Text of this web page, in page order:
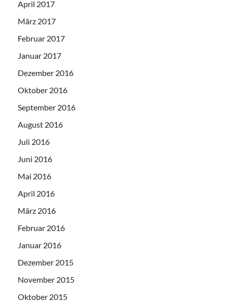
April 2017
März 2017
Februar 2017
Januar 2017
Dezember 2016
Oktober 2016
September 2016
August 2016
Juli 2016
Juni 2016
Mai 2016
April 2016
März 2016
Februar 2016
Januar 2016
Dezember 2015
November 2015
Oktober 2015